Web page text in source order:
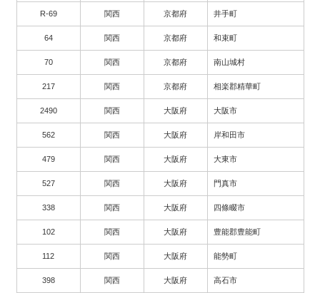
R-69 関西 京都府 井手町
64 関西 京都府 和束町
70 関西 京都府 南山城村
217 関西 京都府 相楽郡精華町
2490 関西 大阪府 大阪市
562 関西 大阪府 岸和田市
479 関西 大阪府 大東市
527 関西 大阪府 門真市
338 関西 大阪府 四條畷市
102 関西 大阪府 豊能郡豊能町
112 関西 大阪府 能勢町
398 関西 大阪府 高石市